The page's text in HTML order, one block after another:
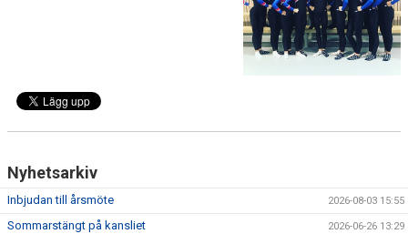
Nyhetsarkiv
Inbjudan till årsmöte 2026-08-03 15:55
Sommarstängt på kansliet 2026-06-26 13:29